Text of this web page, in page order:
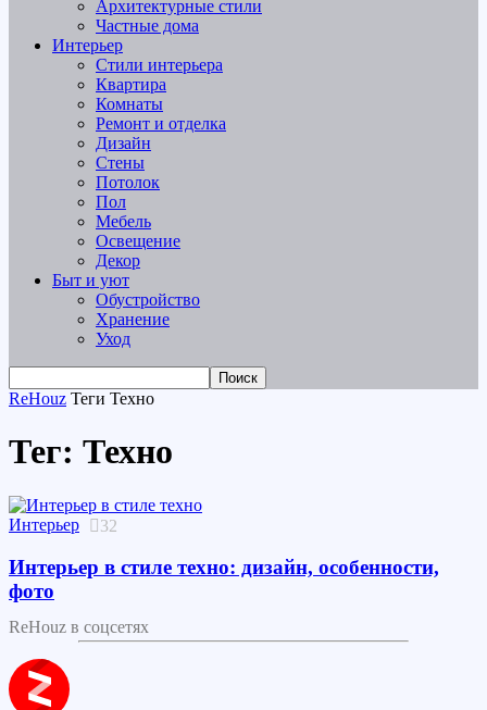
Архитектурные стили
Частные дома
Интерьер
Стили интерьера
Квартира
Комнаты
Ремонт и отделка
Дизайн
Стены
Потолок
Пол
Мебель
Освещение
Декор
Быт и уют
Обустройство
Хранение
Уход
ReHouz Теги Техно
Тег: Техно
Интерьер 32
Интерьер в стиле техно: дизайн, особенности,
фото
ReHouz в соцсетях